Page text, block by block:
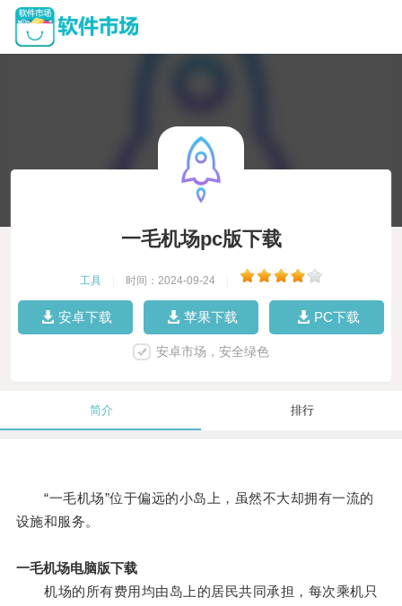
一毛机场pc版下载
工具 时间：2024-09-24
安卓下载 苹果下载 PC下载
安卓市场，安全绿色
简介 排行
“一毛机场”位于偏远的小岛上，虽然不大却拥有一流的
设施和服务。
一毛机场电脑版下载
机场的所有费用均由岛上的居民共同承担，每次乘机只